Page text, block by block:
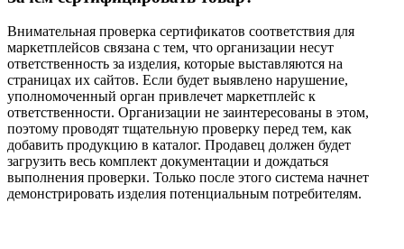
Внимательная проверка сертификатов соответствия для
маркетплейсов связана с тем, что организации несут
ответственность за изделия, которые выставляются на
страницах их сайтов. Если будет выявлено нарушение,
уполномоченный орган привлечет маркетплейс к
ответственности. Организации не заинтересованы в этом,
поэтому проводят тщательную проверку перед тем, как
добавить продукцию в каталог. Продавец должен будет
загрузить весь комплект документации и дождаться
выполнения проверки. Только после этого система начнет
демонстрировать изделия потенциальным потребителям.